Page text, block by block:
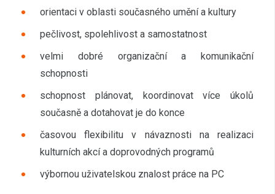
orientaci v oblasti současného umění a kultury
pečlivost, spolehlivost a samostatnost
velmi dobré organizační a komunikační
schopnosti
schopnost plánovat, koordinovat více úkolů
současně a dotahovat je do konce
časovou flexibilitu v návaznosti na realizaci
kulturních akcí a doprovodných programů
výbornou uživatelskou znalost práce na PC